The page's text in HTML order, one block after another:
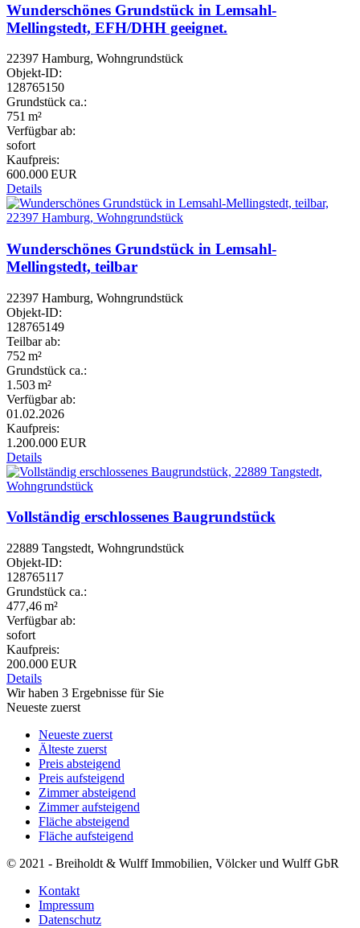
Wunderschönes Grundstück in Lemsahl-
Mellingstedt, EFH/DHH geeignet.
22397 Hamburg, Wohngrundstück
Objekt-ID:
128765150
Grund­stück ca.:
751 m²
Verfügbar ab:
sofort
Kaufpreis:
600.000 EUR
Details
Wunderschönes Grundstück in Lemsahl-
Mellingstedt, teilbar
22397 Hamburg, Wohngrundstück
Objekt-ID:
128765149
Teilbar ab:
752 m²
Grund­stück ca.:
1.503 m²
Verfügbar ab:
01.02.2026
Kaufpreis:
1.200.000 EUR
Details
Vollständig erschlossenes Baugrundstück
22889 Tangstedt, Wohngrundstück
Objekt-ID:
128765117
Grund­stück ca.:
477,46 m²
Verfügbar ab:
sofort
Kaufpreis:
200.000 EUR
Details
Wir haben 3 Ergebnisse für Sie
Neueste zuerst
Neueste zuerst
Älteste zuerst
Preis absteigend
Preis aufsteigend
Zimmer absteigend
Zimmer aufsteigend
Fläche absteigend
Fläche aufsteigend
© 2021 - Breiholdt & Wulff Immobilien, Völcker und Wulff GbR
Kontakt
Impressum
Datenschutz